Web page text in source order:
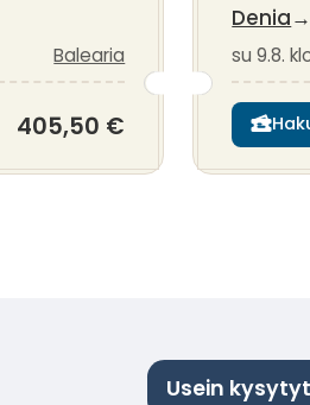
Balearia
405,50 €
Denia→
su 9.8.
Usein